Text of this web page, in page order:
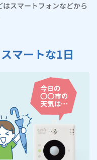
スマートフォンなどから
マートな1日